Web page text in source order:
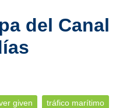
del Canal
given tráfico marítimo